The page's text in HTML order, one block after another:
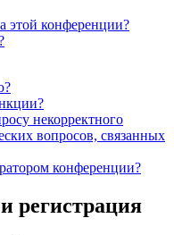
этой конференции?
некорректного
вопросов, связанных
конференции?
регистрация